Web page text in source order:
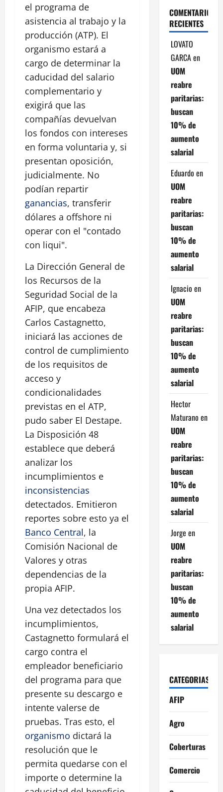
el programa de
asistencia al trabajo y la
producción (ATP). El
organismo estará a
cargo de determinar la
caducidad del salario
complementario y
exigirá que las
compañías devuelvan
los fondos con intereses
en forma voluntaria y, si
presentan oposición,
judicialmente. No
podían repartir
ganancias, transferir
dólares a offshore ni
operar con el "contado
con liqui".
La Dirección General de
los Recursos de la
Seguridad Social de la
AFIP, que encabeza
Carlos Castagnetto,
iniciará las acciones de
control de cumplimiento
de los requisitos de
acceso y
condicionalidades
previstas en el ATP,
pudo saber El Destape.
La Disposición 48
establece que deberá
analizar los
incumplimientos e
inconsistencias
detectados. Emitieron
reportes sobre esto ya el
Banco Central, la
Comisión Nacional de
Valores y otras
dependencias de la
propia AFIP.
Una vez detectados los
incumplimientos,
Castagnetto formulará el
cargo contra el
empleador beneficiario
del programa para que
presente su descargo e
intente valerse de
pruebas. Tras esto, el
organismo dictará la
resolución que le
permita quedarse con el
importe o determine la
COMENTARIOS
RECIENTES
LOVATO
GARCAen
UOM
reabre
paritarias:
buscan
10% de
aumento
salarial
Eduardo en
UOM
reabre
paritarias:
buscan
10% de
aumento
salarial
Ignacio en
UOM
reabre
paritarias:
buscan
10% de
aumento
salarial
Hector
Maturano en
UOM
reabre
paritarias:
buscan
10% de
aumento
salarial
Jorge en
UOM
reabre
paritarias:
buscan
10% de
aumento
salarial
CATEGORIAS
AFIP
Agro
Coberturas
Comercio